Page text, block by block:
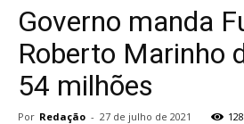
Governo manda
Roberto Marinho
54 milhões
Por Redação - 27 de julho de 2021